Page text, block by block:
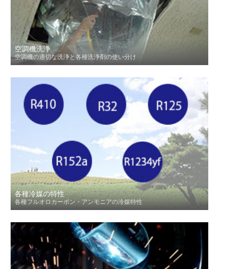
空調機洗浄
空調機の適切な洗浄と各種洗浄剤の使い分け
各種冷媒の特性
各種フルオロカーボン・アンモニアの冷媒特性